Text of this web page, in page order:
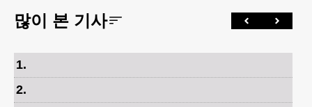
많이 본 기사
1.
2.